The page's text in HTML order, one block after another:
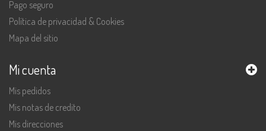
Pago seguro
Política de privacidad & Cookies
Mapa del sitio
Mi cuenta
Mis pedidos
Mis notas de credito
Mis direcciones